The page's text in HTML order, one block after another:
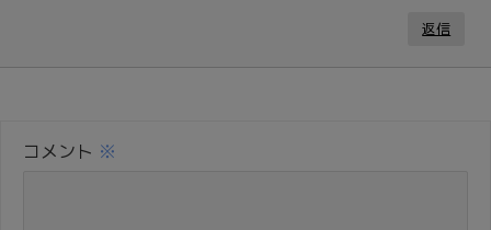
返信
コメント ※